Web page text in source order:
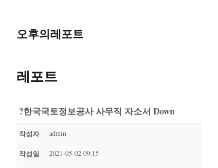
오후의레포트
레포트
?한국국토정보공사 사무직 자소서 Down
작성자 admin
작성일 2021-05-02 09:15